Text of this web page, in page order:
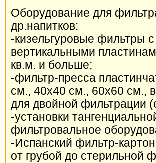
Оборудование для
др.напитков:
-кизельгуровые фильтры
вертикальными
кв.м. и больше;
-фильтр-пресса
см., 40х40 см., 60х60 см.,
для двойной фильтрации
-установки
фильтровальное
-Испанский фильтр-
от грубой до стерильной